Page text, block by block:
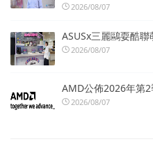
2026/08/07
ASUSx三麗鷗耍酷
2026/08/07
AMD公佈2026年第
2026/08/07